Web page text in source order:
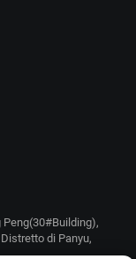
Peng(30#Building),
di Panyu,